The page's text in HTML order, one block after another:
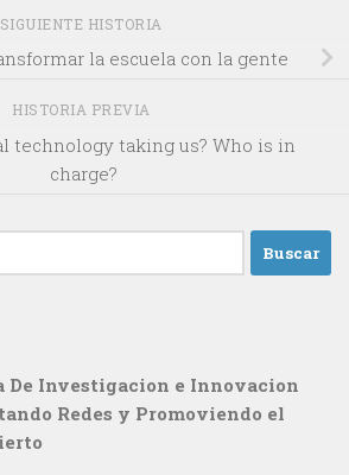
SIGUIENTE HISTORIA
la escuela con la gente
HISTORIA PREVIA
technology taking us? Who is in
charge?
De Investigacion e Innovacion
Redes y Promoviendo el